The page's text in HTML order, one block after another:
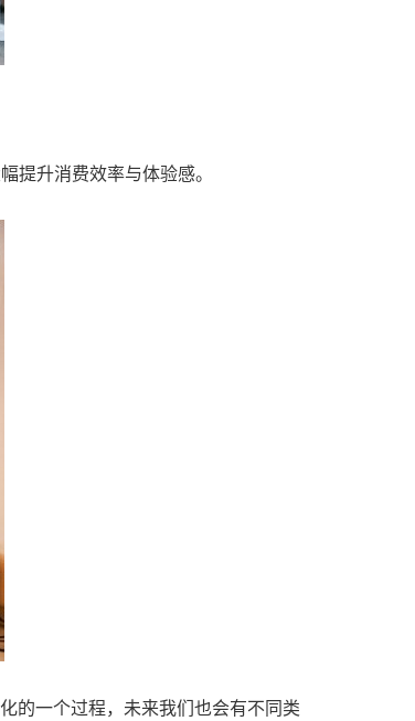
提升消费效率与体验感。
的一个过程，未来我们也会有不同类